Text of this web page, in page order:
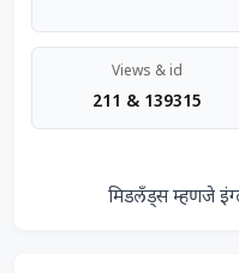
Views & id
211 & 139315